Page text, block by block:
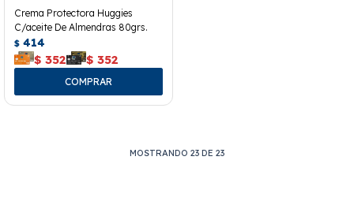
Crema Protectora Huggies
C/aceite De Almendras 80grs.
$ 414
$ 352 $ 352
MOSTRANDO 23 DE 23